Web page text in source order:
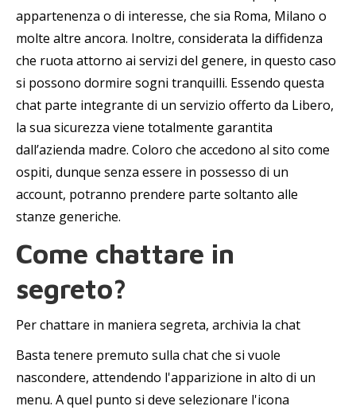
appartenenza o di interesse, che sia Roma, Milano o
molte altre ancora. Inoltre, considerata la diffidenza
che ruota attorno ai servizi del genere, in questo caso
si possono dormire sogni tranquilli. Essendo questa
chat parte integrante di un servizio offerto da Libero,
la sua sicurezza viene totalmente garantita
dall’azienda madre. Coloro che accedono al sito come
ospiti, dunque senza essere in possesso di un
account, potranno prendere parte soltanto alle
stanze generiche.
Come chattare in
segreto?
Per chattare in maniera segreta, archivia la chat
Basta tenere premuto sulla chat che si vuole
nascondere, attendendo l'apparizione in alto di un
menu. A quel punto si deve selezionare l'icona